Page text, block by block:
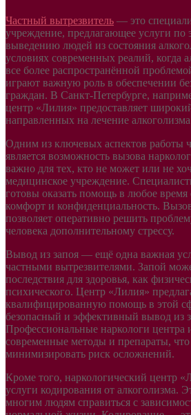
Частный вытрезвитель — это
учреждение, предлагающее услуги по
выведению людей из состояния
условиях современных реалий, когда
все более распространённой
играют важную роль в обеспечении
граждан. В Санкт-Петербурге,
центр «Лилия» предоставляет
направленных на лечение
Одним из ключевых аспектов работы
является возможность вызова
важно для тех, кто не может или не
медицинское учреждение.
готовы оказать помощь в любое время
комфорт и конфиденциальность.
позволяет оперативно решить
человека дополнительному стрессу.
Вывод из запоя — ещё одна важная
частными вытрезвителями. Запой
последствия для здоровья, как
психического. Центр «Лилия»
квалифицированную помощь в этой
безопасный и эффективный вывод из
Профессиональные наркологи центра
современные методы и препараты, что
минимизировать риск осложнений.
Кроме того, наркологический центр
услуги кодирования от алкоголизма.
многим людям справиться с